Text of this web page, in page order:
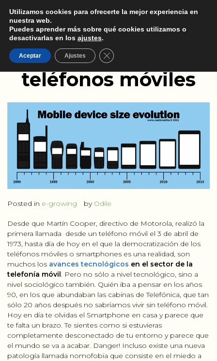
La evolución de los
teléfonos móviles
Posted in e-growing by Odile
Desde que Martín Cooper, directivo de Motorola, realizó la
primera llamada desde un teléfono móvil el 3 de abril de
1973, hasta día de hoy en el que la democratización de los
teléfonos móviles o smartphones es una realidad, son
muchos los avances tecnológicos en el sector de la
telefonía móvil. Pero no sólo a nivel tecnológico, sino a
nivel sociológico también. Quién iba a pensar en los años
90, en los que abundaban las cabinas de Telefónica, que tan
sólo 20 años después no sabríamos vivir sin teléfono móvil.
Hoy en día te olvidas el Smartphone en casa y parece que
te falta un brazo. Te sientes como si estuvieras
completamente desconectado de tu entorno y parece que
el mundo se va a acabar. Danger! Incluso existe una nueva
patología llamada nomofobia que consiste en el miedo a
Utilizamos cookies para ofrecerte la mejor experiencia en
nuestra web.
Puedes aprender más sobre qué cookies utilizamos o
desactivarlas en los ajustes.
Aceptar Ajustes Cerrar el banner de cookies RGPD